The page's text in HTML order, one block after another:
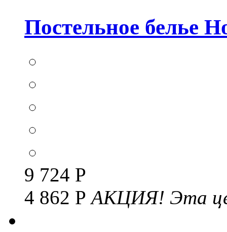
Постельное белье
9 724 Р
4 862 РАКЦИЯ! Эта